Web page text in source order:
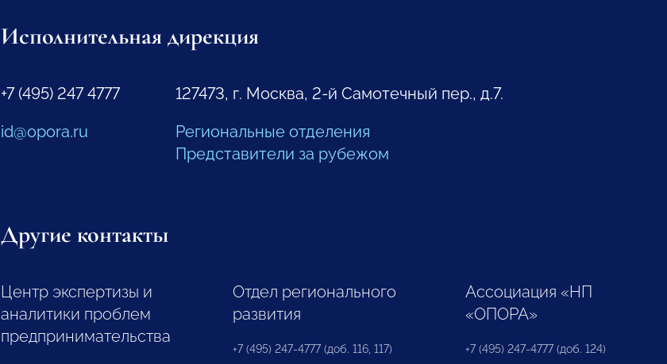
Исполнительная дирекция
+7 (495) 247 4777
id@opora.ru
127473, г. Москва, 2-й Самотечный пер., д.7.
Региональные отделения
Представители за рубежом
Другие контакты
Центр экспертизы и
аналитики проблем
предпринимательства
Отдел регионального
развития
+7 (495) 247-4777 (доб. 116, 117)
Ассоциация «НП
«ОПОРА»
+7 (495) 247-4777 (доб. 124)